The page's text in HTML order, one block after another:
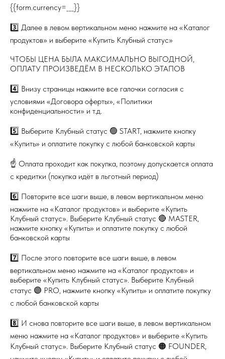
{{form.currency=___}}
3️⃣ Далее в левом вертикальном меню нажмите на «Каталог
продуктов» и выберите «Купить Клубный статус»
ЧТОБЫ ЦЕНА БЫЛА МАКСИМАЛЬНО ВЫГОДНОЙ,
ОПЛАТУ ПРОИЗВЕДЁМ В НЕСКОЛЬКО ЭТАПОВ
4️⃣ Внизу страницы нажмите все галочки согласия с
условиями «Договора оферты», «Политики
конфиденциальности» и т.д.
5️⃣ Выберите Клубный статус 🟢 START, нажмите кнопку
«Купить» и оплатите покупку с любой банковской карты
☝️ Оплата проходит как покупка, поэтому допускается оплата
с кредитки (покупка идёт в льготный период)
6️⃣ Повторите все шаги выше, в левом вертикальном меню
нажмите на «Каталог продуктов» и выберите «Купить
Клубный статус». Выберите Клубный статус 🔴 MASTER,
нажмите кнопку «Купить» и оплатите покупку с любой
банковской карты
7️⃣ После этого повторите все шаги выше, в левом
вертикальном меню нажмите на «Каталог продуктов» и
выберите «Купить Клубный статус». Выберите Клубный
статус 🟣 PRO, нажмите кнопку «Купить» и оплатите покупку
с любой банковской карты
8️⃣ И снова повторите все шаги выше, в левом вертикальном
меню нажмите на «Каталог продуктов» и выберите «Купить
Клубный статус». Выберите Клубный статус 🟠 FOUNDER,